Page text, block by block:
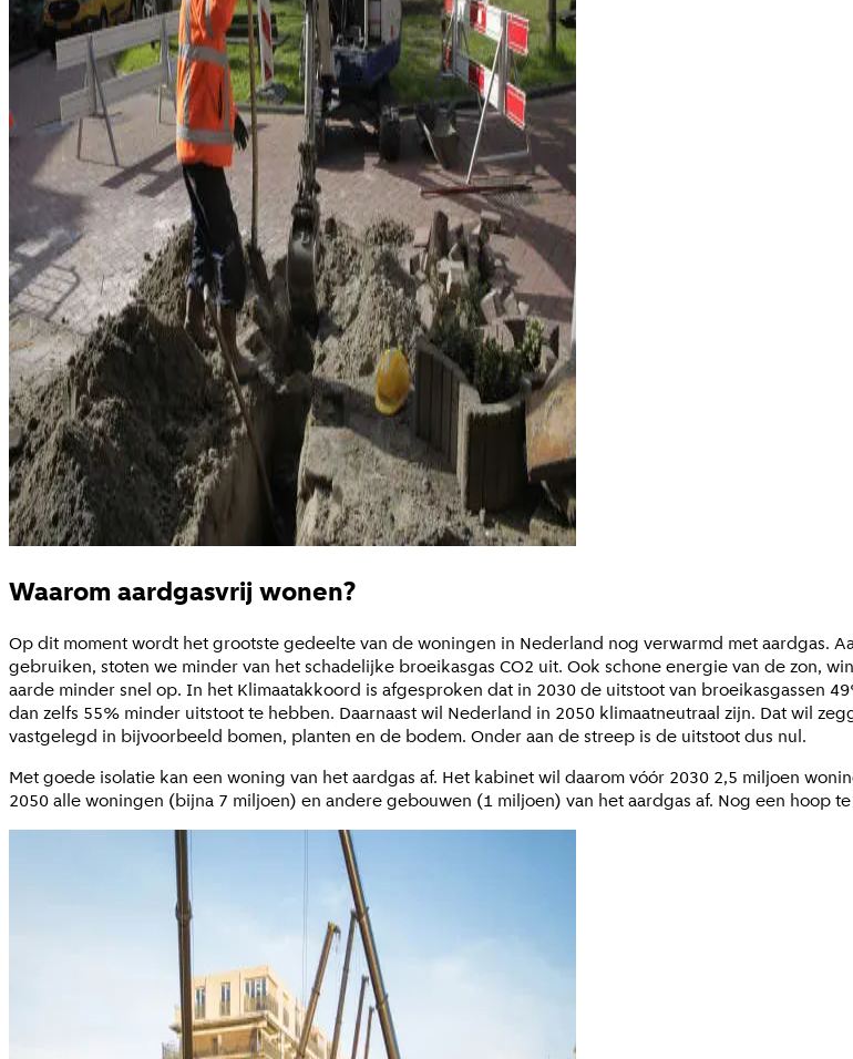
Waarom aardgasvrij wonen?
Op dit moment wordt het grootste gedeelte van de woningen in Nederland nog verwarmd met aardgas.
gebruiken, stoten we minder van het schadelijke broeikasgas CO2 uit. Ook schone energie van de zon,
aarde minder snel op. In het Klimaatakkoord is afgesproken dat in 2030 de uitstoot van broeikasgassen
dan zelfs 55% minder uitstoot te hebben. Daarnaast wil Nederland in 2050 klimaatneutraal zijn. Dat wil
vastgelegd in bijvoorbeeld bomen, planten en de bodem. Onder aan de streep is de uitstoot dus nul.
Met goede isolatie kan een woning van het aardgas af. Het kabinet wil daarom vóór 2030 2,5 miljoen
2050 alle woningen (bijna 7 miljoen) en andere gebouwen (1 miljoen) van het aardgas af. Nog een hoop